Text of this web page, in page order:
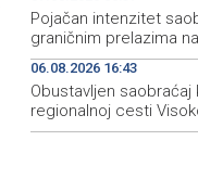
Pojačan intenzitet
graničnim prelazima
06.08.2026 16:43
Obustavljen
regionalnoj cesti